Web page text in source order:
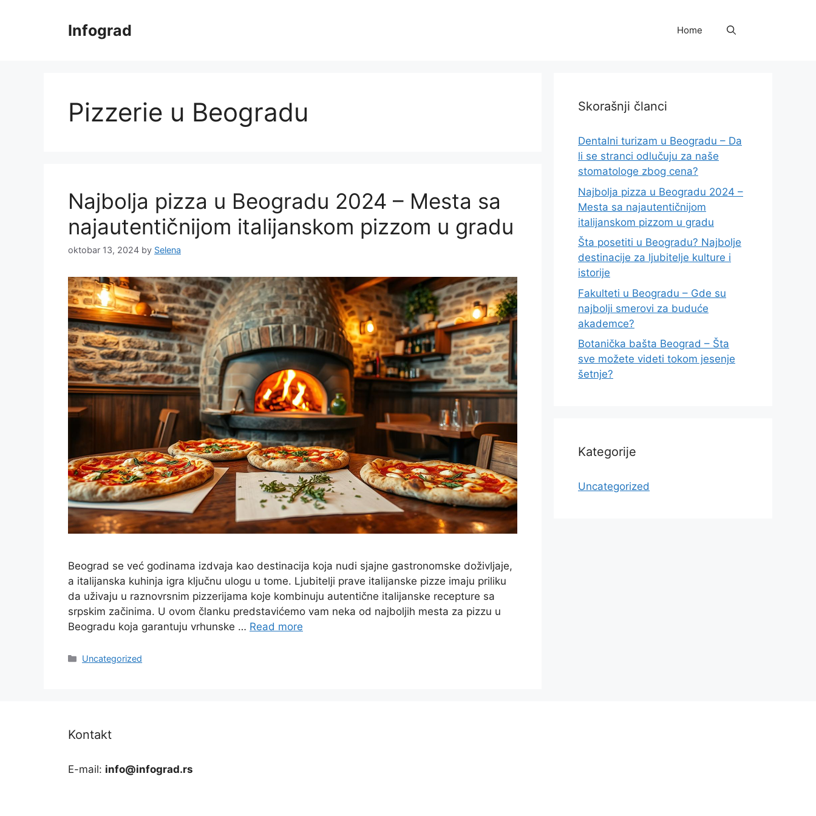
Infograd Home
Pizzerie u Beogradu
Najbolja pizza u Beogradu 2024 – Mesta sa
najautentičnijom italijanskom pizzom u gradu
oktobar 13, 2024 by Selena
Beograd se već godinama izdvaja kao destinacija koja nudi sjajne gastronomske doživljaje,
a italijanska kuhinja igra ključnu ulogu u tome. Ljubitelji prave italijanske pizze imaju priliku
da uživaju u raznovrsnim pizzerijama koje kombinuju autentične italijanske recepture sa
srpskim začinima. U ovom članku predstavićemo vam neka od najboljih mesta za pizzu u
Beogradu koja garantuju vrhunske … Read more
Categories
Uncategorized
Skorašnji članci
Dentalni turizam u Beogradu – Da
li se stranci odlučuju za naše
stomatologe zbog cena?
Najbolja pizza u Beogradu 2024 –
Mesta sa najautentičnijom
italijanskom pizzom u gradu
Šta posetiti u Beogradu? Najbolje
destinacije za ljubitelje kulture i
istorije
Fakulteti u Beogradu – Gde su
najbolji smerovi za buduće
akademce?
Botanička bašta Beograd – Šta
sve možete videti tokom jesenje
šetnje?
Kategorije
Uncategorized
Kontakt
E-mail: info@infograd.rs